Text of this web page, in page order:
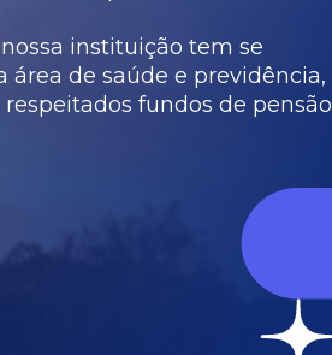
instituição tem se
área de saúde e previdência,
fundos de pensão